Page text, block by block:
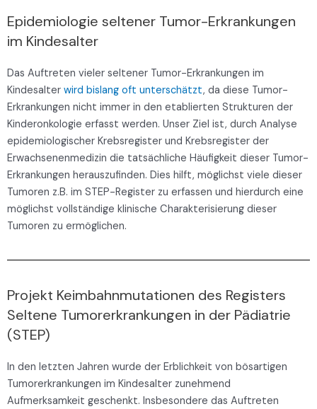
Epidemiologie seltener Tumor-Erkrankungen
im Kindesalter
Das Auftreten vieler seltener Tumor-Erkrankungen im
Kindesalter wird bislang oft unterschätzt, da diese Tumor-
Erkrankungen nicht immer in den etablierten Strukturen der
Kinderonkologie erfasst werden. Unser Ziel ist, durch Analyse
epidemiologischer Krebsregister und Krebsregister der
Erwachsenenmedizin die tatsächliche Häufigkeit dieser Tumor-
Erkrankungen herauszufinden. Dies hilft, möglichst viele dieser
Tumoren z.B. im STEP-Register zu erfassen und hierdurch eine
möglichst vollständige klinische Charakterisierung dieser
Tumoren zu ermöglichen.
Projekt Keimbahnmutationen des Registers
Seltene Tumorerkrankungen in der Pädiatrie
(STEP)
In den letzten Jahren wurde der Erblichkeit von bösartigen
Tumorerkrankungen im Kindesalter zunehmend
Aufmerksamkeit geschenkt. Insbesondere das Auftreten